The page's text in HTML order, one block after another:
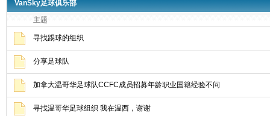
VanSky足球俱乐部
主题
寻找踢球的组织
分享足球队
加拿大温哥华足球队CCFC成员招募年龄职业国籍经验不问
寻找温哥华足球组织 我在温西，谢谢